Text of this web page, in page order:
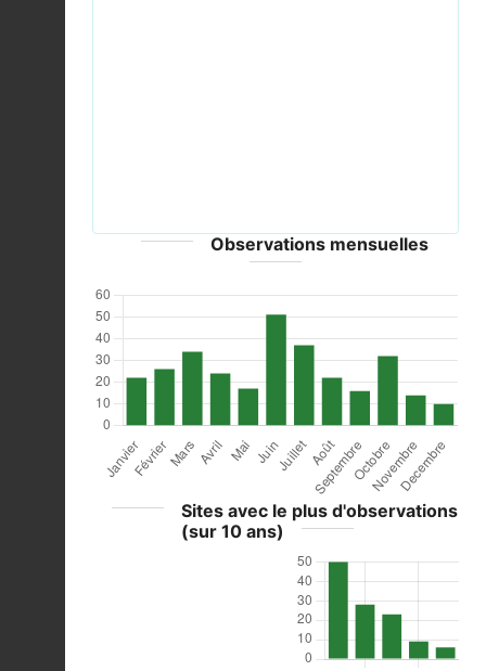
Observations mensuelles
Sites avec le plus d'observations
(sur 10 ans)